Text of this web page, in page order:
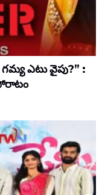
ఎటు వైపు?” :